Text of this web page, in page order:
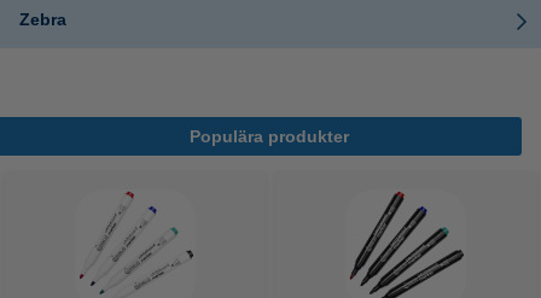
Zebra
Populära produkter